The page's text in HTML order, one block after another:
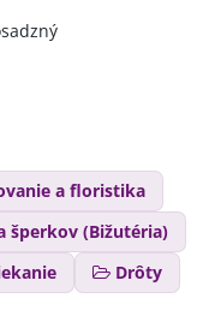
a floristika
šperkov (Bižutéria)
Drôty